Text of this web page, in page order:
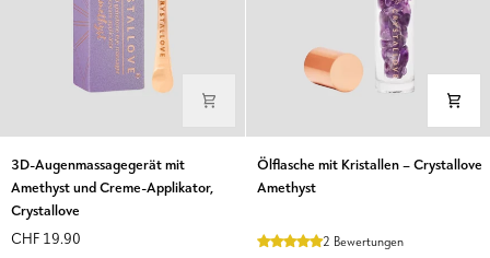
3D-
Augenmassagegerät
mit
Amethyst
und
3D-Augenmassagegerät mit
Amethyst und Creme-Applikator,
Crystallove
CHF 19.90
Ölflasche
mit
Kristallen
Crystallove
Ölflasche mit Kristallen – Crystallove
Amethyst
2 Bewertungen